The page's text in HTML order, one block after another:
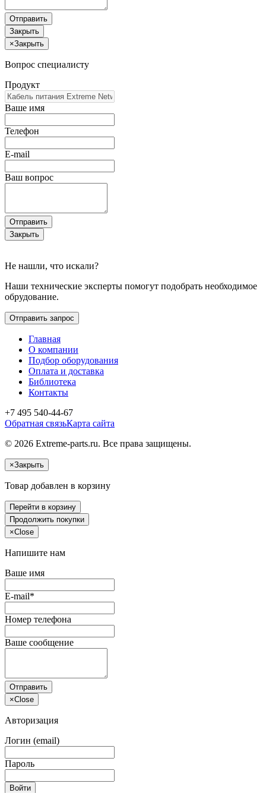
Отправить
Закрыть
×Закрыть
Вопрос специалисту
Продукт
Ваше имя
Телефон
E-mail
Ваш вопрос
Отправить
Закрыть
Не нашли, что искали?
Наши технические эксперты помогут подобрать необходимое
обрудование.
Отправить запрос
Главная
О компании
Подбор оборудования
Оплата и доставка
Библиотека
Контакты
+7 495 540-44-67
Обратная связьКарта сайта
© 2026 Extreme-parts.ru. Все права защищены.
×Закрыть
Товар добавлен в корзину
Перейти в корзину
Продолжить покупки
×Close
Напишите нам
Ваше имя
E-mail*
Номер телефона
Ваше сообщение
Отправить
×Close
Авторизация
Логин (email)
Пароль
Войти